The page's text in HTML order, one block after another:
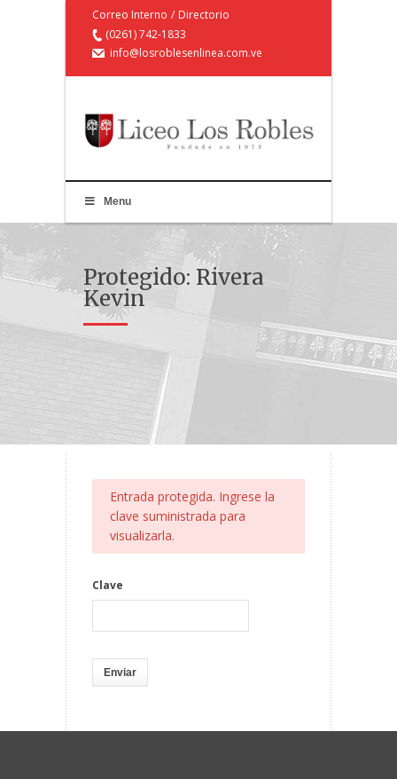
Correo Interno / Directorio
(0261) 742-1833
info@losroblesenlinea.com.ve
Menu
Protegido: Rivera
Kevin
Entrada protegida. Ingrese la
clave suministrada para
visualizarla.
Clave